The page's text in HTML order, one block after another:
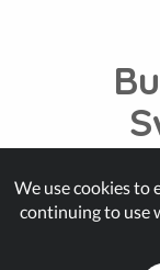
© Zappter
We use cookies to
continuing to use